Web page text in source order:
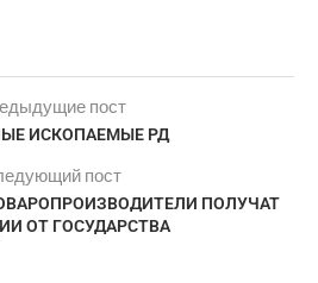
пост
ИСКОПАЕМЫЕ РД
пост
ПОЛУЧАТ
ОТ ГОСУДАРСТВА